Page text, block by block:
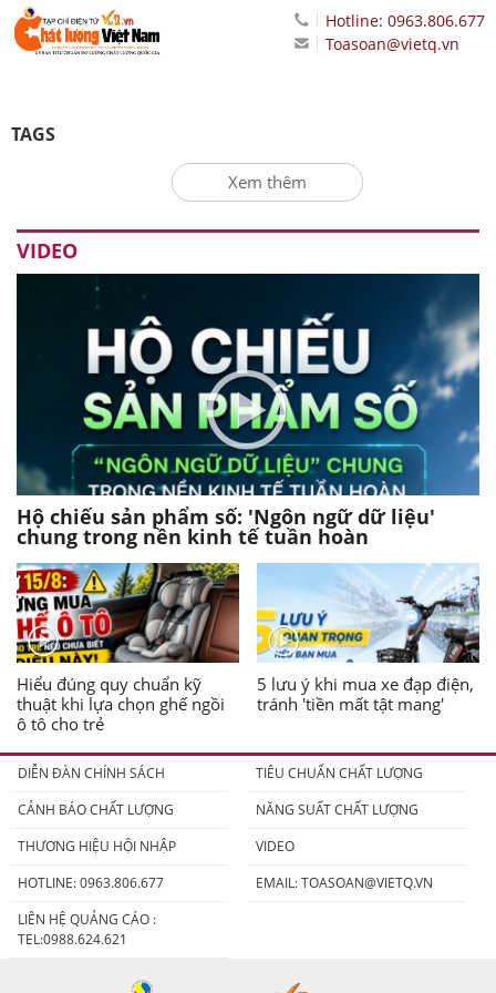
Hotline: 0963.806.677
Toasoan@vietq.vn
TAGS
Xem thêm
VIDEO
Hộ chiếu sản phẩm số: 'Ngôn ngữ dữ liệu'
chung trong nền kinh tế tuần hoàn
Hiểu đúng quy chuẩn kỹ
thuật khi lựa chọn ghế ngồi
ô tô cho trẻ
5 lưu ý khi mua xe đạp điện,
tránh 'tiền mất tật mang'
DIỄN ĐÀN CHÍNH SÁCH
TIÊU CHUẨN CHẤT LƯỢNG
CẢNH BÁO CHẤT LƯỢNG
NĂNG SUẤT CHẤT LƯỢNG
THƯƠNG HIỆU HỘI NHẬP
VIDEO
HOTLINE: 0963.806.677
EMAIL:TOASOAN@VIETQ.VN
LIÊN HỆ QUẢNG CÁO :
TEL:0988.624.621